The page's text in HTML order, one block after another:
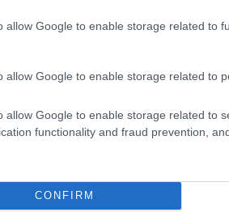
allow Google to enable storage related to
allow Google to enable storage related to
allow Google to enable storage related to
functionality and fraud prevention,
CONFIRM
in izpostavah, zavezanci pa
oddati po pošti ali osebno na
sistema ali mobilne aplikacije